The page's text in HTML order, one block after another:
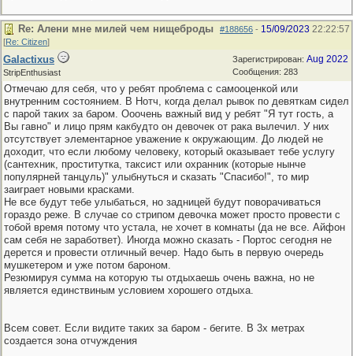
#188656 - 15/09/2023 22:22:57
Re: Алени мне милей чем нищеброды
[Re: Citizen]
Зарегистрирован: Aug 2022
Сообщения: 283
Galactixus
StripEnthusiast
Отмечаю для себя, что у ребят проблема с самооценкой или
внутренним состоянием. В Нотч, когда делал рывок по девяткам сидел
с парой таких за баром. Ооочень важный вид у ребят "Я тут гость, а
Вы гавно" и лицо прям какбудто он девочек от рака вылечил. У них
отсутствует элементарное уважение к окружающим. До людей не
доходит, что если любому человеку, который оказывает тебе услугу
(сантехник, проститутка, таксист или охранник (которые нынче
популярней танцуль)" улыбнуться и сказать "Спасибо!", то мир
заиграет новыми красками.
Не все будут тебе улыбаться, но задницей будут поворачиваться
гораздо реже. В случае со стрипом девочка может просто провести с
тобой время потому что устала, не хочет в комнаты (да не все. Айфон
сам себя не заработвет). Иногда можно сказать - Портос сегодня не
дерется и провести отличный вечер. Надо быть в первую очередь
мушкетером и уже потом бароном.
Резюмируя сумма на которую ты отдыхаешь очень важна, но не
является единствиным условием хорошего отдыха.
Всем совет. Если видите таких за баром - бегите. В 3х метрах
создается зона отчуждения